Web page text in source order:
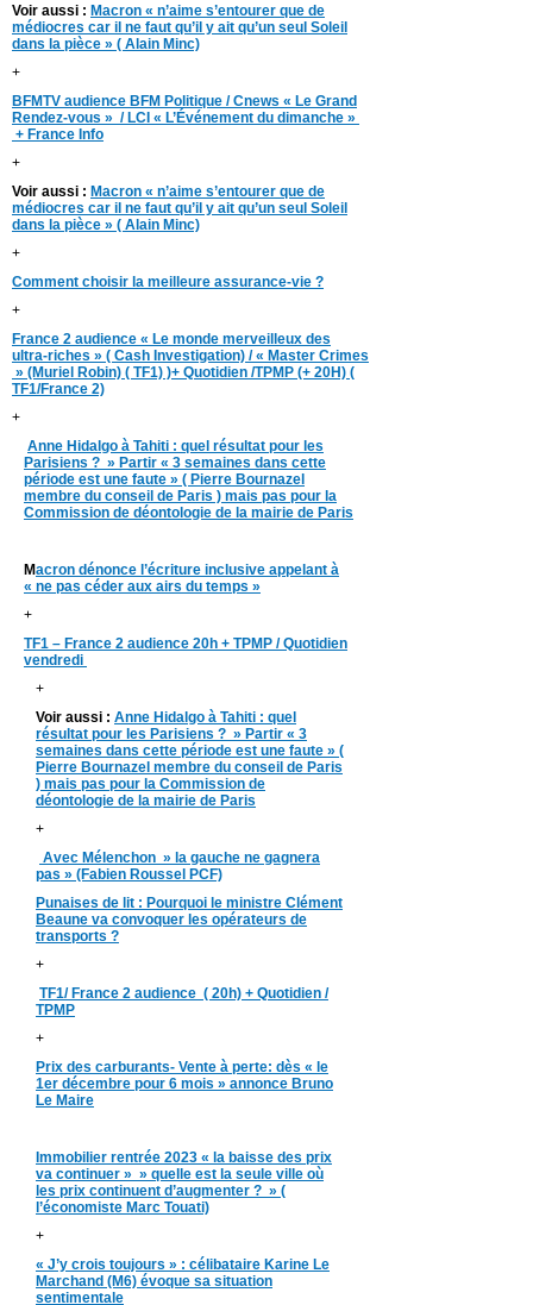
Voir aussi : Macron « n’aime s’entourer que de
médiocres car il ne faut qu’il y ait qu’un seul Soleil
dans la pièce » ( Alain Minc)
+
BFMTV audience BFM Politique / Cnews « Le Grand
Rendez-vous » / LCI « L’Événement du dimanche »
+ France Info
+
Voir aussi : Macron « n’aime s’entourer que de
médiocres car il ne faut qu’il y ait qu’un seul Soleil
dans la pièce » ( Alain Minc)
+
Comment choisir la meilleure assurance-vie ?
+
France 2 audience « Le monde merveilleux des
ultra-riches » ( Cash Investigation) / « Master Crimes
» (Muriel Robin) ( TF1) )+ Quotidien /TPMP (+ 20H) (
TF1/France 2)
+
Anne Hidalgo à Tahiti : quel résultat pour les
Parisiens ? » Partir « 3 semaines dans cette
période est une faute » ( Pierre Bournazel
membre du conseil de Paris ) mais pas pour la
Commission de déontologie de la mairie de Paris
Macron dénonce l’écriture inclusive appelant à
« ne pas céder aux airs du temps »
+
TF1 – France 2 audience 20h + TPMP / Quotidien
vendredi
+
Voir aussi : Anne Hidalgo à Tahiti : quel
résultat pour les Parisiens ? » Partir « 3
semaines dans cette période est une faute » (
Pierre Bournazel membre du conseil de Paris
) mais pas pour la Commission de
déontologie de la mairie de Paris
+
Avec Mélenchon » la gauche ne gagnera
pas » (Fabien Roussel PCF)
Punaises de lit : Pourquoi le ministre Clément
Beaune va convoquer les opérateurs de
transports ?
+
TF1/ France 2 audience ( 20h) + Quotidien /
TPMP
+
Prix des carburants- Vente à perte: dès « le
1er décembre pour 6 mois » annonce Bruno
Le Maire
Immobilier rentrée 2023 « la baisse des prix
va continuer » » quelle est la seule ville où
les prix continuent d’augmenter ? » (
l’économiste Marc Touati)
+
« J’y crois toujours » : célibataire Karine Le
Marchand (M6) évoque sa situation
sentimentale